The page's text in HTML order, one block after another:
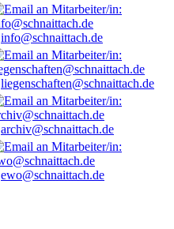
info@schnaittach.de
liegenschaften@schnaittach.de
archiv@schnaittach.de
ewo@schnaittach.de